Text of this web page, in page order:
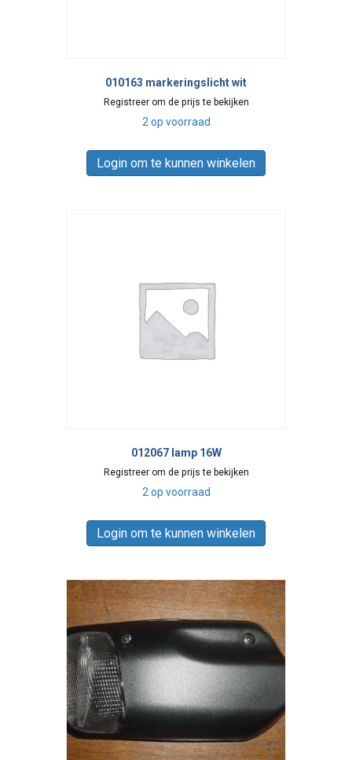
010163 markeringslicht wit
Registreer om de prijs te bekijken
2 op voorraad
Login om te kunnen winkelen
012067 lamp 16W
Registreer om de prijs te bekijken
2 op voorraad
Login om te kunnen winkelen